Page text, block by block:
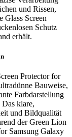
und Rissen,
Glass Screen
Schutz
erhält.
Protector for
Bauweise,
Farbdarstellung
klare,
und Bildqualität
der Green Lion
Samsung Galaxy